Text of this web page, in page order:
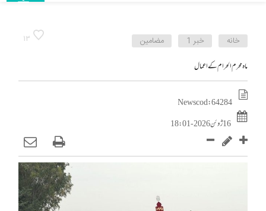
13 خانه خبر 1 مضامین
ماہ محرم الحرام کے اعمال
News cod : 64284
16 ژوئن 2026 - 18:01